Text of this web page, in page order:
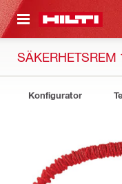
GÅ TILL HUVUDSIDAN
SÄKERHETSREM
Konfigurator